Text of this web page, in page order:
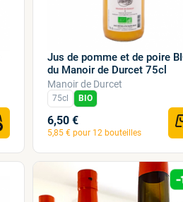
Jus de pomme et de poire
du Manoir de Durcet 75cl
Manoir de Durcet
75cl BIO
6,50 €
5,85 € pour 12 bouteilles